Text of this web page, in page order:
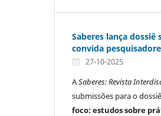
Saberes lança
convida
27-10-2025
ASaberes: Revista
submissões para o
foco: estudos sobre